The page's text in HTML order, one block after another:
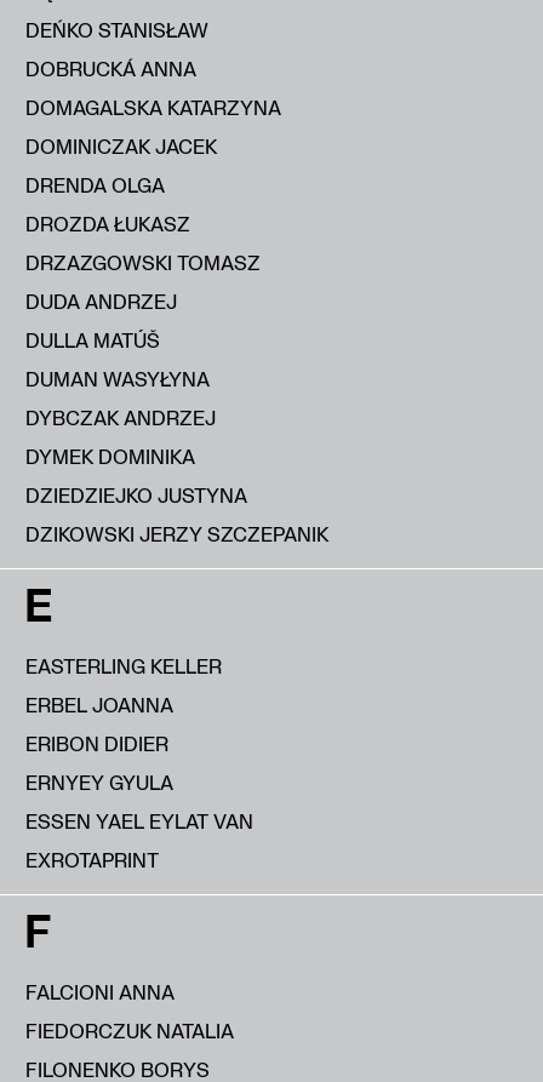
DEŃKO STANISŁAW
DOBRUCKÁ ANNA
DOMAGALSKA KATARZYNA
DOMINICZAK JACEK
DRENDA OLGA
DROZDA ŁUKASZ
DRZAZGOWSKI TOMASZ
DUDA ANDRZEJ
DULLA MATÚŠ
DUMAN WASYŁYNA
DYBCZAK ANDRZEJ
DYMEK DOMINIKA
DZIEDZIEJKO JUSTYNA
DZIKOWSKI JERZY SZCZEPANIK
E
EASTERLING KELLER
ERBEL JOANNA
ERIBON DIDIER
ERNYEY GYULA
ESSEN YAEL EYLAT VAN
EXROTAPRINT
F
FALCIONI ANNA
FIEDORCZUK NATALIA
FILONENKO BORYS